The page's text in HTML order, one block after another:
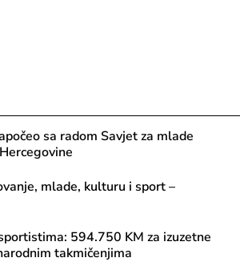
sa radom Savjet za mlade
mlade, kulturu i sport –
594.750 KM za izuzetne
takmičenjima